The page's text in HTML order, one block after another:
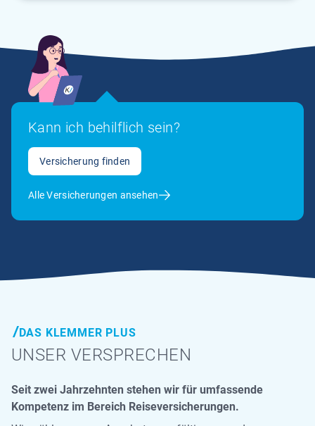
Kann ich behilflich sein?
Versicherung finden
Alle Versicherungen ansehen
DAS KLEMMER PLUS
UNSER VERSPRECHEN
Seit zwei Jahrzehnten stehen wir für umfassende
Kompetenz im Bereich Reiseversicherungen.